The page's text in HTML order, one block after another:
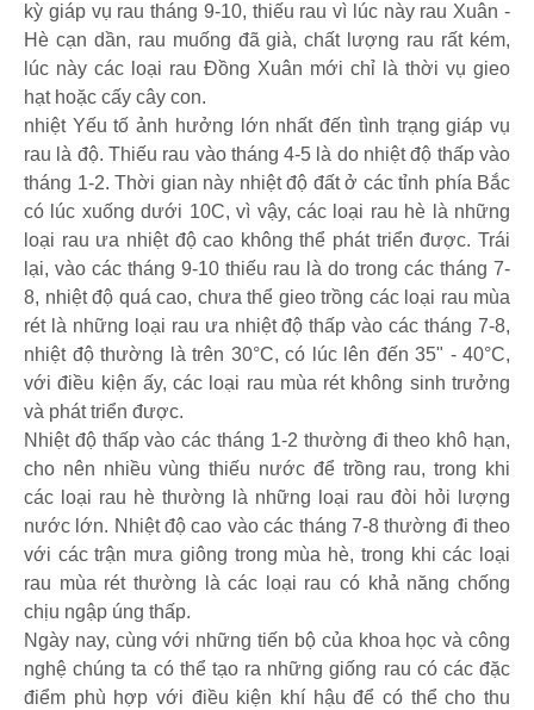
kỳ giáp vụ rau tháng 9-10, thiếu rau vì lúc này rau Xuân -
Hè cạn dần, rau muống đã già, chất lượng rau rất kém,
lúc này các loại rau Đồng Xuân mới chỉ là thời vụ gieo
hạt hoặc cấy cây con.
nhiệt Yếu tố ảnh hưởng lớn nhất đến tình trạng giáp vụ
rau là độ. Thiếu rau vào tháng 4-5 là do nhiệt độ thấp vào
tháng 1-2. Thời gian này nhiệt độ đất ở các tỉnh phía Bắc
có lúc xuống dưới 10C, vì vậy, các loại rau hè là những
loại rau ưa nhiệt độ cao không thể phát triển được. Trái
lại, vào các tháng 9-10 thiếu rau là do trong các tháng 7-
8, nhiệt độ quá cao, chưa thể gieo trồng các loại rau mùa
rét là những loại rau ưa nhiệt độ thấp vào các tháng 7-8,
nhiệt độ thường là trên 30°C, có lúc lên đến 35" - 40°C,
với điều kiện ấy, các loại rau mùa rét không sinh trưởng
và phát triển được.
Nhiệt độ thấp vào các tháng 1-2 thường đi theo khô hạn,
cho nên nhiều vùng thiếu nước để trồng rau, trong khi
các loại rau hè thường là những loại rau đòi hỏi lượng
nước lớn. Nhiệt độ cao vào các tháng 7-8 thường đi theo
với các trận mưa giông trong mùa hè, trong khi các loại
rau mùa rét thường là các loại rau có khả năng chống
chịu ngập úng thấp.
Ngày nay, cùng với những tiến bộ của khoa học và công
nghệ chúng ta có thể tạo ra những giống rau có các đặc
điểm phù hợp với điều kiện khí hậu để có thể cho thu